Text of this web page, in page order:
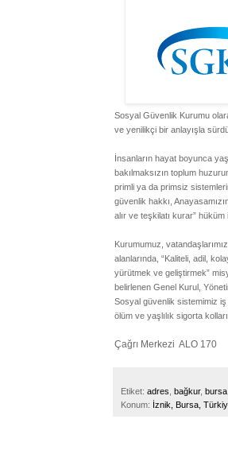
Sosyal Güvenlik Kurumu
ve yenilikçi bir anlayışla
İnsanların hayat boyunca
bakılmaksızın toplum
primli ya da primsiz
güvenlik hakkı,
alır ve teşkilatı kurar”
Kurumumuz,
alanlarında, “Kaliteli, adil,
yürütmek ve geliştirmek”
belirlenen Genel Kurul,
Sosyal güvenlik sistemimiz iş
ölüm ve yaşlılık sigorta
Çağrı Merkezi ALO 170
Etiket: adres bağkur, bursa
Konum: İznik, Bursa,